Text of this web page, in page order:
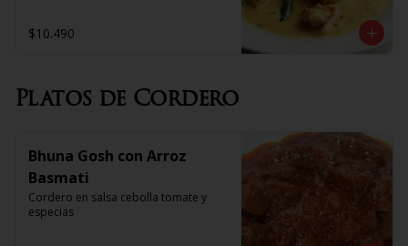
$10.490
Platos de Cordero
Bhuna Gosh con Arroz
Basmati
Cordero en salsa cebolla tomate y
especias